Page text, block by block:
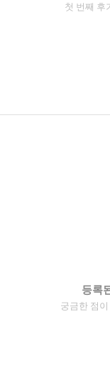
첫 번째 후
등록
궁금한 점